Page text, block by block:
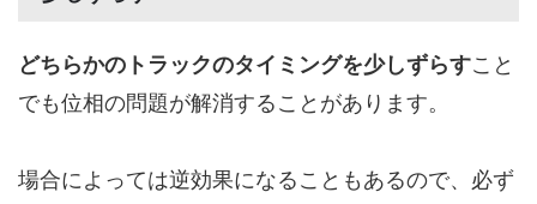
どちらかのトラックのタイミングを少しずらすこと
でも位相の問題が解消することがあります。
場合によっては逆効果になることもあるので、必ず